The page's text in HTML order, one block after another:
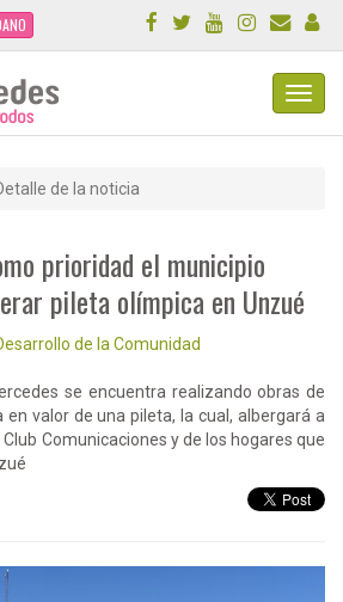
de la noticia
prioridad el municipio
pileta olímpica en Unzué
de la Comunidad
se encuentra realizando obras de
valor de una pileta, la cual, albergará a
Comunicaciones y de los hogares que